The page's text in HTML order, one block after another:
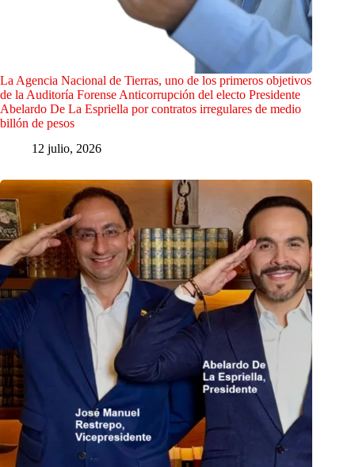
La Agencia Nacional de Tierras, uno de los primeros objetivos
de la Auditoría Forense Anticorrupción del electo Presidente
Abelardo De La Espriella por contratos irregulares de medio
billón de pesos
12 julio, 2026